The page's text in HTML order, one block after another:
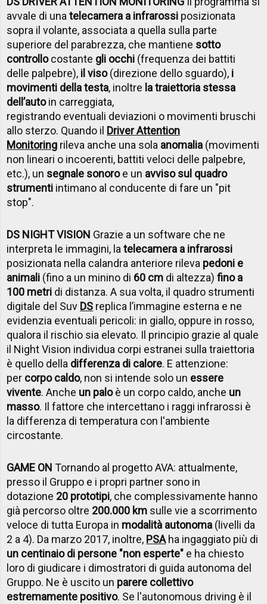
avvale di unatelecamera a infrarossi posizionata
sopra il volante, associata a quella sulla parte
superiore del parabrezza, che mantiene sotto
controllocostante gli occhi (frequenza dei battiti
delle palpebre), il viso(direzione dello sguardo), i
movimenti della testa, inoltre la traiettoria stessa
dell’autoin carreggiata,
registrando eventuali deviazioni o movimenti bruschi
allo sterzo. Quando il Driver Attention
Monitoring rileva anche una sola anomalia (movimenti
non lineari o incoerenti, battiti veloci delle palpebre,
etc.), un segnale sonoroe un avviso sul quadro
strumenti intimano al conducente di fare un "pit
stop".
DS NIGHT VISION Grazie a un software che ne
interpreta le immagini, latelecamera a infrarossi
posizionata nella calandra anteriore rileva pedoni e
animali (fino a un minino di 60 cm di altezza)fino a
100 metri di distanza. A sua volta, il quadro strumenti
digitale del Suv DS replica l’immagine esterna e ne
evidenzia eventuali pericoli: in giallo, oppure in rosso,
qualora il rischio sia elevato. Il principio grazie al quale
il Night Vision individua corpi estranei sulla traiettoria
è quello della differenza di calore. E attenzione:
per corpo caldo, non si intende solo un essere
vivente. Anche un paloè un corpo caldo, anche un
masso. Il fattore che intercettano i raggi infrarossi è
la differenza di temperatura con l'ambiente
circostante.
GAME ON Tornando al progetto AVA: attualmente,
presso il Gruppo e i propri partner sono in
dotazione 20 prototipi, che complessivamente hanno
già percorso oltre 200.000 km sulle vie a scorrimento
veloce di tutta Europa in modalità autonoma (livelli da
2 a 4). Da marzo 2017, inoltre, PSAha ingaggiato più di
un centinaio di persone "non esperte" e ha chiesto
loro di giudicare i dimostratori di guida autonoma del
Gruppo. Ne è uscito un parere collettivo
estremamente positivo. Se l'autonomous driving è il